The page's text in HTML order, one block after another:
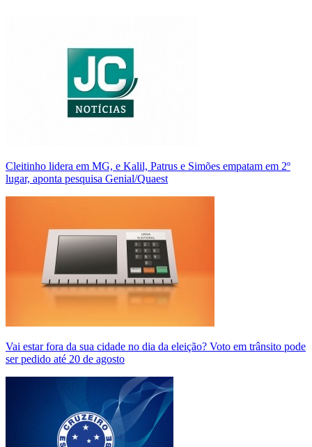
Cleitinho lidera em MG, e Kalil, Patrus e Simões empatam em 2º
lugar, aponta pesquisa Genial/Quaest
Vai estar fora da sua cidade no dia da eleição? Voto em trânsito pode
ser pedido até 20 de agosto